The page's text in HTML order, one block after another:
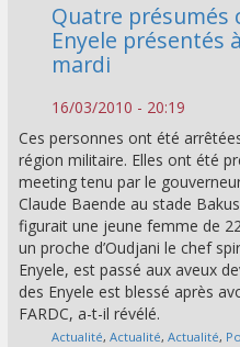
Quatre présumés
Enyele présentés
mardi
16/03/2010 - 20:19
Ces personnes ont été
région militaire. Elles ont été
meeting tenu par le
Claude Baende au stade
figurait une jeune femme de
un proche d’Oudjani le chef
Enyele, est passé aux aveux
des Enyele est blessé après
FARDC, a-t-il révélé.
Actualité,Actualité,Actualité,